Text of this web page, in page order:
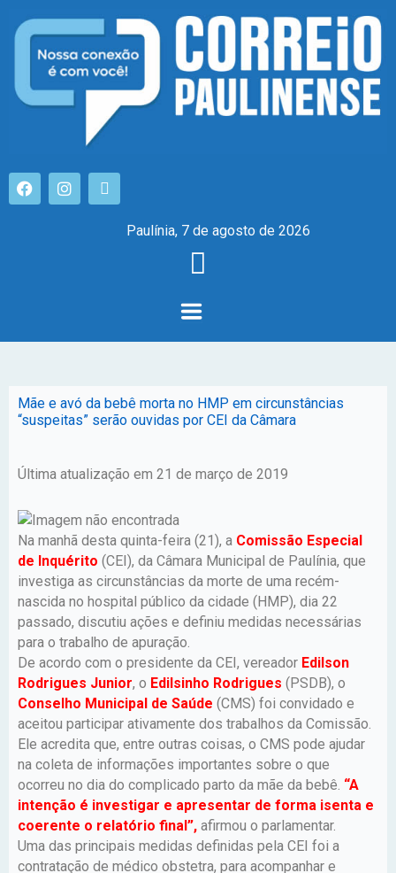
Paulínia, 7 de agosto de 2026
Mãe e avó da bebê morta no HMP em circunstâncias
“suspeitas” serão ouvidas por CEI da Câmara
Última atualização em 21 de março de 2019
Na manhã desta quinta-feira (21), a Comissão Especial
de Inquérito (CEI), da Câmara Municipal de Paulínia, que
investiga as circunstâncias da morte de uma recém-
nascida no hospital público da cidade (HMP), dia 22
passado, discutiu ações e definiu medidas necessárias
para o trabalho de apuração.
De acordo com o presidente da CEI, vereador Edilson
Rodrigues Junior, o Edilsinho Rodrigues (PSDB), o
Conselho Municipal de Saúde (CMS) foi convidado e
aceitou participar ativamente dos trabalhos da Comissão.
Ele acredita que, entre outras coisas, o CMS pode ajudar
na coleta de informações importantes sobre o que
ocorreu no dia do complicado parto da mãe da bebê. “A
intenção é investigar e apresentar de forma isenta e
coerente o relatório final”, afirmou o parlamentar.
Uma das principais medidas definidas pela CEI foi a
contratação de médico obstetra, para acompanhar e